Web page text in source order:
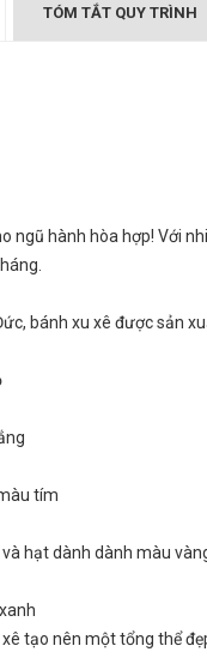
TÓM TẮT QUY TRÌNH
ngũ hành hòa hợp! Với
bánh xu xê được sản
tím
hạt dành dành màu
tạo nên một tổng thể